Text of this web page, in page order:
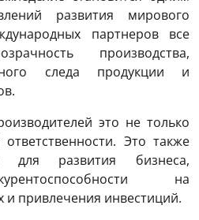
развития мирового
партнеров все
производства,
следа продукции и
это не только
Это также
для развития бизнеса,
на
привлечения инвестиций.